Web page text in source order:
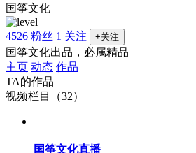
国筝文化
4526 粉丝 1 关注 +关注
国筝文化出品，必属精品
主页 动态 作品
TA的作品
视频栏目（32）
国筝文化直播